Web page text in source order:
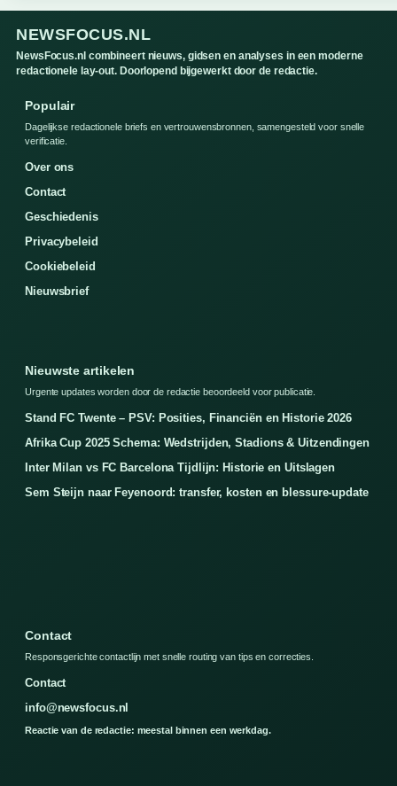
NEWSFOCUS.NL
NewsFocus.nl combineert nieuws, gidsen en analyses in een moderne
redactionele lay-out. Doorlopend bijgewerkt door de redactie.
Populair
Dagelijkse redactionele briefs en vertrouwensbronnen, samengesteld voor snelle
verificatie.
Over ons
Contact
Geschiedenis
Privacybeleid
Cookiebeleid
Nieuwsbrief
Nieuwste artikelen
Urgente updates worden door de redactie beoordeeld voor publicatie.
Stand FC Twente – PSV: Posities, Financiën en Historie 2026
Afrika Cup 2025 Schema: Wedstrijden, Stadions & Uitzendingen
Inter Milan vs FC Barcelona Tijdlijn: Historie en Uitslagen
Sem Steijn naar Feyenoord: transfer, kosten en blessure-update
Contact
Responsgerichte contactlijn met snelle routing van tips en correcties.
Contact
info@newsfocus.nl
Reactie van de redactie: meestal binnen een werkdag.